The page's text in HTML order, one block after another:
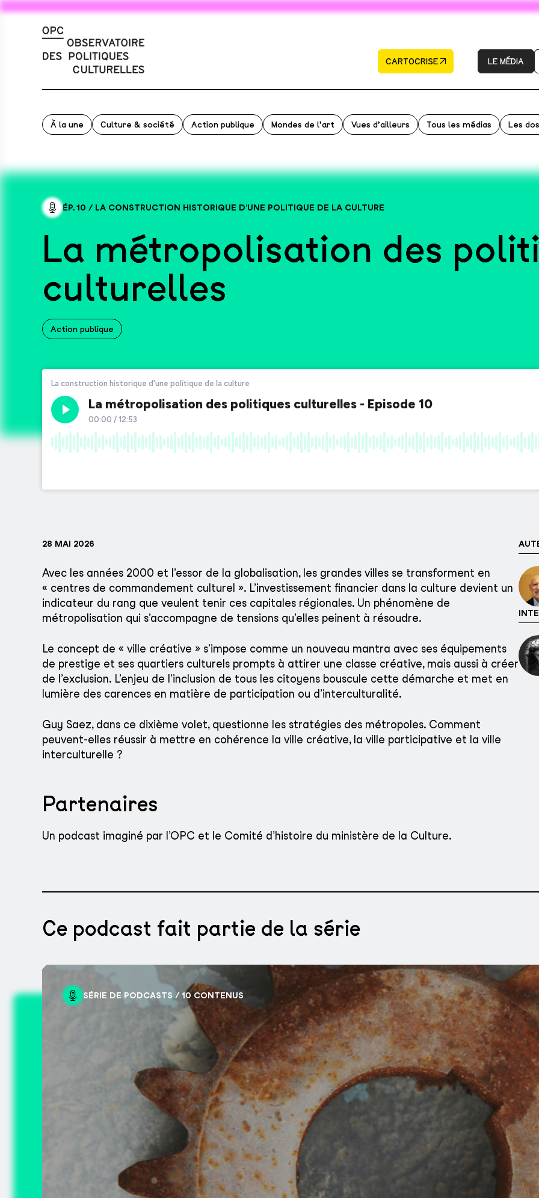
CARTOCRISE LE MÉDIA
À la une Culture & société Action publique Mondes de l’art Vues d’ailleurs Tous les médias Les
ÉP. 10 / LA CONSTRUCTION HISTORIQUE D’UNE POLITIQUE DE LA CULTURE
La métropolisation des
culturelles
Action publique
28 MAI 2026
Avec les années 2000 et l’essor de la globalisation, les grandes villes se transforment en
« centres de commandement culturel ». L’investissement financier dans la culture devient un
indicateur du rang que veulent tenir ces capitales régionales. Un phénomène de
métropolisation qui s’accompagne de tensions qu’elles peinent à résoudre.
Le concept de « ville créative » s’impose comme un nouveau mantra avec ses équipements
de prestige et ses quartiers culturels prompts à attirer une classe créative, mais aussi à créer
de l’exclusion. L’enjeu de l’inclusion de tous les citoyens bouscule cette démarche et met en
lumière des carences en matière de participation ou d’interculturalité.
Guy Saez, dans ce dixième volet, questionne les stratégies des métropoles. Comment
peuvent-elles réussir à mettre en cohérence la ville créative, la ville participative et la ville
interculturelle ?
Partenaires
Un podcast imaginé par l’OPC et le Comité d’histoire du ministère de la Culture.
Ce podcast fait partie de la série
SÉRIE DE PODCASTS / 10 CONTENUS